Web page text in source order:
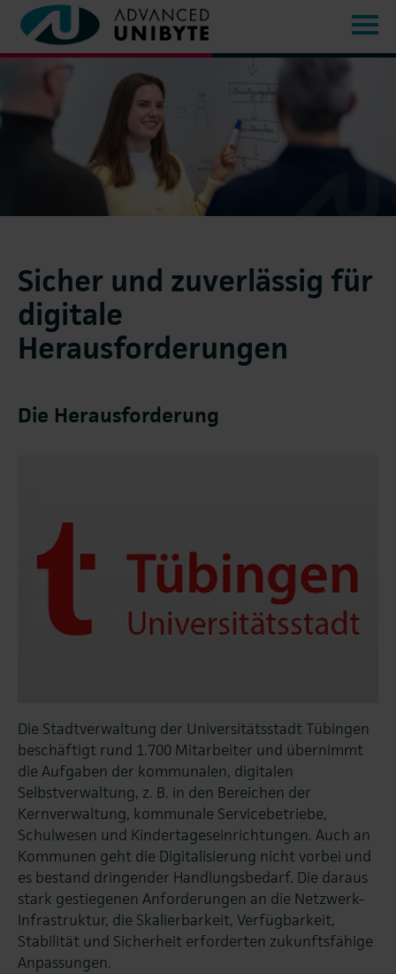
Sicher und zuverlässig für
digitale
Herausforderungen
Die Herausforderung
Die Stadtverwaltung der Universitätsstadt Tübingen
beschäftigt rund 1.700 Mitarbeiter und übernimmt
die Aufgaben der kommunalen, digitalen
Selbstverwaltung, z. B. in den Bereichen der
Kernverwaltung, kommunale Servicebetriebe,
Schulwesen und Kindertageseinrichtungen. Auch an
Kommunen geht die Digitalisierung nicht vorbei und
es bestand dringender Handlungsbedarf. Die daraus
stark gestiegenen Anforderungen an die Netzwerk-
Infrastruktur, die Skalierbarkeit, Verfügbarkeit,
Stabilität und Sicherheit erforderten zukunftsfähige
Anpassungen.